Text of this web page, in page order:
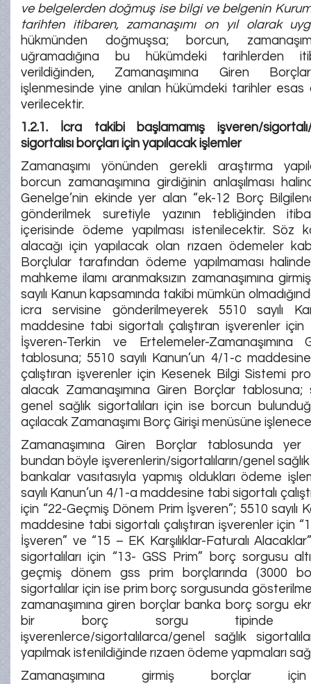
ve belgelerden doğmuş ise bilgi ve belgenin
tarihten itibaren, zamanaşımı on yıl olarak
hükmünden doğmuşsa; borcun,
uğramadığına bu hükümdeki tarihlerden
verildiğinden, Zamanaşımına Giren
işlenmesinde yine anılan hükümdeki tarihler esas
verilecektir.
1.2.1. İcra takibi başlamamış işveren/
sigortalısı borçları için yapılacak işlemler
Zamanaşımı yönünden gerekli araştırma
borcun zamanaşımına girdiğinin anlaşılması
Genelge’nin ekinde yer alan “ek-12 Borç
gönderilmek suretiyle yazının tebliğinden
içerisinde ödeme yapılması istenilecektir. Söz
alacağı için yapılacak olan rızaen ödemeler
Borçlular tarafından ödeme yapılmaması
mahkeme ilamı aranmaksızın zamanaşımına
sayılı Kanun kapsamında takibi mümkün
icra servisine gönderilmeyerek 5510 sayılı
maddesine tabi sigortalı çalıştıran işverenler
İşveren-Terkin ve Ertelemeler-Zamanaşımına
tablosuna; 5510 sayılı Kanun’un 4/1-c
çalıştıran işverenler için Kesenek Bilgi Sistemi
alacak Zamanaşımına Giren Borçlar tablosuna;
genel sağlık sigortalıları için ise borcun
açılacak Zamanaşımı Borç Girişi menüsüne
Zamanaşımına Giren Borçlar tablosunda
bundan böyle işverenlerin/sigortalıların/genel sağlık
bankalar vasıtasıyla yapmış oldukları ödeme
sayılı Kanun’un 4/1-a maddesine tabi sigortalı
için “22-Geçmiş Dönem Prim İşveren”; 5510 sayılı
maddesine tabi sigortalı çalıştıran işverenler için
İşveren” ve “15 – EK Karşılıklar-Faturalı
sigortalıları için “13- GSS Prim” borç sorgusu
geçmiş dönem gss prim borçlarında (3000
sigortalılar için ise prim borç sorgusunda
zamanaşımına giren borçlar banka borç sorgu
bir borç sorgu tipinde
işverenlerce/sigortalılarca/genel sağlık
yapılmak istenildiğinde rızaen ödeme yapmaları
Zamanaşımına girmiş borçlar